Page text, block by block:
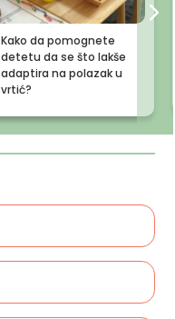
Kako da pomognete
detetu da se što lakše
adaptira na polazak u
vrtić?